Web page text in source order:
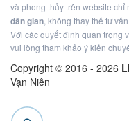
và phong thủy trên website chỉ
dân gian, không thay thế tư
Với các quyết định quan trọng
vui lòng tham khảo ý kiến
Copyright © 2016 - 2026
Vạn Niên